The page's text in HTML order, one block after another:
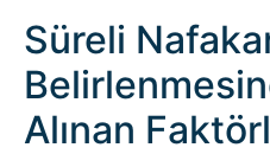
Süreli
Alınan